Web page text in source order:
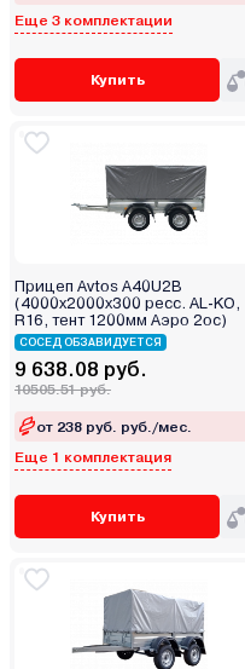
Еще 3 комплектации
Купить
Прицеп Avtos A40U2B
(4000х2000х300 ресс. AL-KO,
R16, тент 1200мм Аэро 2ос)
СОСЕД ОБЗАВИДУЕТСЯ
9 638.08 руб.
10505.51 руб.
от 238 руб. руб./мес.
Еще 1 комплектация
Купить